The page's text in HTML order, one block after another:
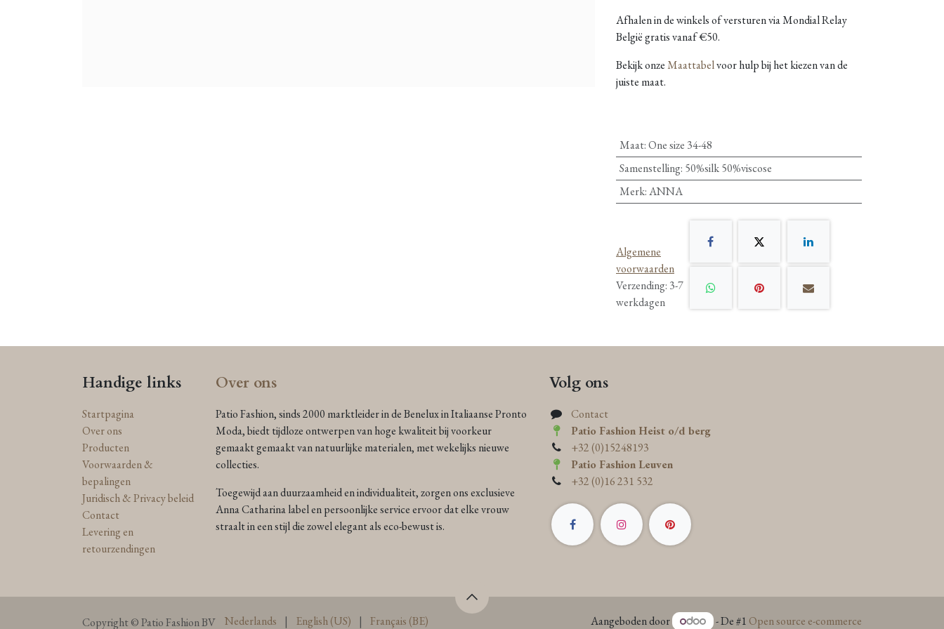
Afhalen in de winkels of versturen via Mondial Relay
België gratis vanaf €50.
Bekijk onzeMaattabelvoor hulp bij het kiezen van de
juiste maat.
Maat:One size 34-48
Samenstelling: 50%silk 50%viscose
Merk:ANNA
Algemene
voorwaarden
Verzending: 3-7
werkdagen
Handige links
Startpagina
Over ons
Producten
Voorwaarden &
bepalingen
Juridisch & Privacy beleid
Contact
Levering en
retourzendingen
Over ons
Patio Fashion, sinds 2000 marktleider in de Benelux in Italiaanse Pronto
Moda, biedt tijdloze ontwerpen van hoge kwaliteit bij voorkeur
gemaakt gemaakt van natuurlijke materialen, met wekelijks nieuwe
collecties.
Toegewijd aan duurzaamheid en individualiteit, zorgen ons exclusieve
Anna Catharina label en persoonlijke service ervoor dat elke vrouw
straalt in een stijl die zowel elegant als eco-bewust is.
Volg ons
Contact
Patio Fashion Heist o/d berg
+32 (0)15248193
Patio Fashion Leuven
+32 (0)16 231 532
Copyright © Patio Fashion BV Nederlands | English (US) | Français (BE) Aangeboden door - De #1 Open source e-commerce